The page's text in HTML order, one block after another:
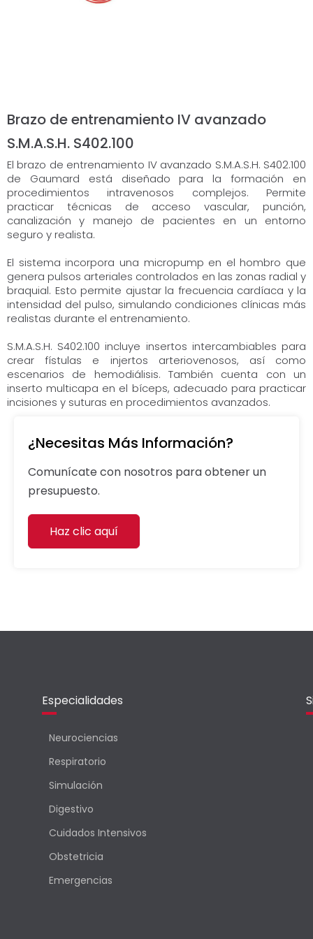
Brazo de entrenamiento IV avanzado
S.M.A.S.H. S402.100
El brazo de entrenamiento IV avanzado S.M.A.S.H. S402.100
de Gaumard está diseñado para la formación en
procedimientos intravenosos complejos. Permite
practicar técnicas de acceso vascular, punción,
canalización y manejo de pacientes en un entorno
seguro y realista.
El sistema incorpora una micropump en el hombro que
genera pulsos arteriales controlados en las zonas radial y
braquial. Esto permite ajustar la frecuencia cardíaca y la
intensidad del pulso, simulando condiciones clínicas más
realistas durante el entrenamiento.
S.M.A.S.H. S402.100 incluye insertos intercambiables para
crear fístulas e injertos arteriovenosos, así como
escenarios de hemodiálisis. También cuenta con un
inserto multicapa en el bíceps, adecuado para practicar
incisiones y suturas en procedimientos avanzados.
¿Necesitas Más Información?
Comunícate con nosotros para obtener un
presupuesto.
Haz clic aquí
Especialidades
Neurociencias
Respiratorio
Simulación
Digestivo
Cuidados Intensivos
Obstetricia
Emergencias